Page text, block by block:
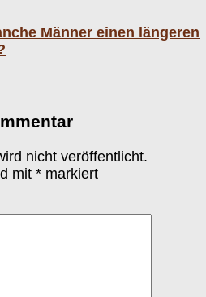
Männer einen längeren
nicht veröffentlicht.
mit * markiert